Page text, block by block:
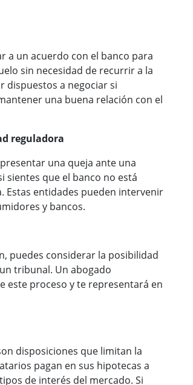
a un acuerdo con el banco para
sin necesidad de recurrir a la
dispuestos a negociar si
una buena relación con el
reguladora
una queja ante una
que el banco no está
Estas entidades pueden intervenir
y bancos.
puedes considerar la posibilidad
tribunal. Un abogado
este proceso y te representará en
disposiciones que limitan la
pagan en sus hipotecas a
de interés del mercado. Si